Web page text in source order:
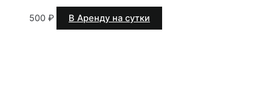
500 ₽ В Аренду на сутки